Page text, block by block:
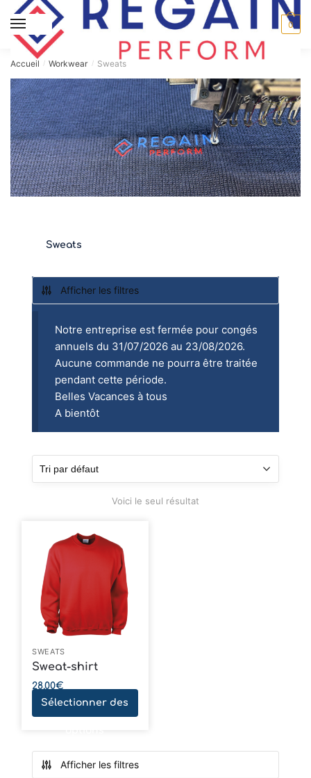
0
Accueil / Workwear / Sweats
Sweats
Afficher les filtres
Notre entreprise est fermée pour congés
annuels du 31/07/2026 au 23/08/2026.
Aucune commande ne pourra être traitée
pendant cette période.
Belles Vacances à tous
A bientôt
Voici le seul résultat
SWEATS
Sweat-shirt
28,00€
Sélectionner des
Afficher les filtres